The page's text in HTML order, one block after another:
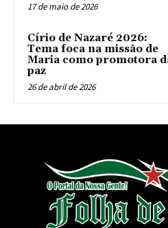
17 de maio de 2026
Círio de Nazaré 2026:
Tema foca na missão de
Maria como promotora
paz
26 de abril de 2026